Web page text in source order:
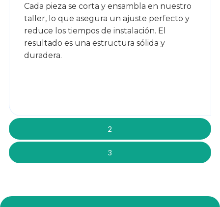
2
3
Cada pieza se corta y ensambla en nuestro
taller, lo que asegura un ajuste perfecto y
reduce los tiempos de instalación. El
resultado es una estructura sólida y
duradera.